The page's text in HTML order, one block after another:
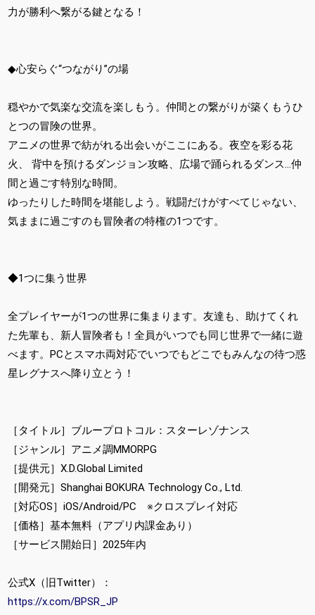
力が勝利へ繋がる鍵となる！
◆心安らぐ“つながり”の場
穏やかで気楽な交流を楽しもう。仲間との繋がりが築くもうひ
とつの冒険の世界。
アニメの世界で紡がれる出会いがここにある。夜空を彩る花
火、 背中を預けるダンジョン攻略、広場で踊られるダンス...仲
間と過ごす特別な時間。
ゆったりした時間を堪能しよう。戦闘だけがすべてじゃない、
気ままに過ごすのも冒険者の特権の1つです。
◆1つに集う世界
全プレイヤーが1つの世界に集まります。友達も、助けてくれ
た先輩も、新人冒険者も！全員がいつでも同じ世界で一緒に遊
べます。PCとスマホ両対応でいつでもどこでもみんなの待つ惑
星レグナスへ降り立とう！
［タイトル］ブループロトコル：スターレゾナンス
［ジャンル］アニメ調MMORPG
［提供元］X.D.Global Limited
［開発元］Shanghai BOKURA Technology Co., Ltd.
［対応OS］iOS/Android/PC ※クロスプレイ対応
［価格］基本無料（アプリ内課金あり）
［サービス開始日］2025年内
公式X（旧Twitter）：
https://x.com/BPSR_JP